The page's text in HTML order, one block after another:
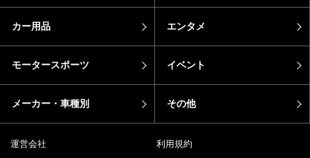
カー用品 エンタメ
モータースポーツ イベント
メーカー・車種別 その他
運営会社 利用規約